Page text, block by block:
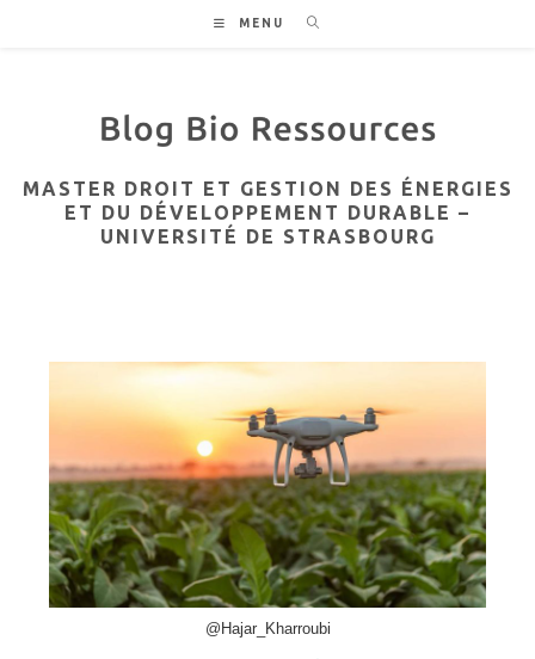
MENU
MASTER DROIT ET GESTION DES ÉNERGIES
ET DU DÉVELOPPEMENT DURABLE –
UNIVERSITÉ DE STRASBOURG
@Hajar_Kharroubi